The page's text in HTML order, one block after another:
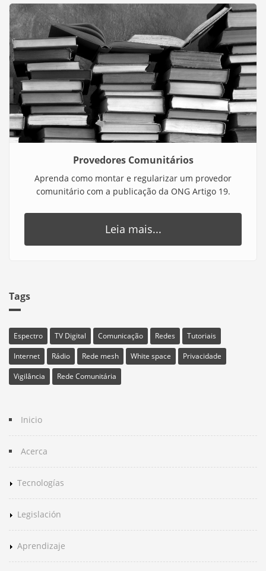
Provedores Comunitários
Aprenda como montar e regularizar um provedor
comunitário com a publicação da ONG Artigo 19.
Leia mais...
Tags
Espectro TV Digital Comunicação Redes
Tutoriais
Internet
Rádio Rede mesh White space
Privacidade
Vigilância
Rede Comunitária
Inicio
Acerca
Tecnologías
Legislación
Aprendizaje